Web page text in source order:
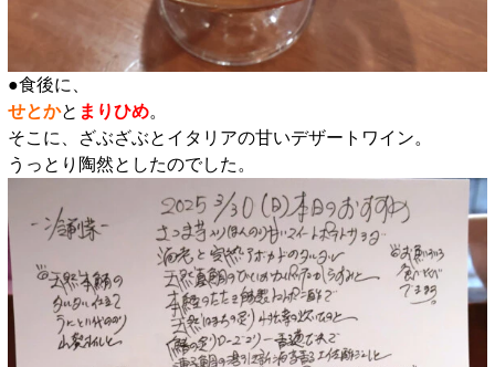
●食後に、
せとかと まりひめ。
そこに、ざぶざぶとイタリアの甘いデザートワイン。
うっとり陶然としたのでした。